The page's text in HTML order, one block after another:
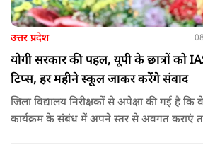
उत्तर प्रदेश
योगी सरकार की पहल, यूपी के छात्रों को
टिप्स, हर महीने स्कूल जाकर करेंगे संवाद
जिला विद्यालय निरीक्षकों से अपेक्षा की गई है कि
कार्यक्रम के संबंध में अपने स्तर से अवगत कराएं